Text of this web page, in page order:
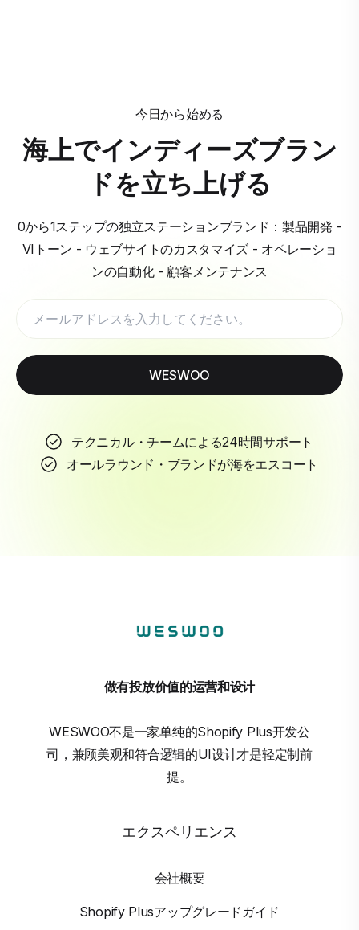
今日から始める
海上でインディーズブラン
ドを立ち上げる
0から1ステップの独立ステーションブランド：製品開発 -
VIトーン - ウェブサイトのカスタマイズ - オペレーショ
ンの自動化 - 顧客メンテナンス
WESWOO
テクニカル・チームによる24時間サポート
オールラウンド・ブランドが海をエスコート
做有投放价值的运营和设计
WESWOO不是一家单纯的Shopify Plus开发公
司，兼顾美观和符合逻辑的UI设计才是轻定制前
提。
エクスペリエンス
会社概要
Shopify Plusアップグレードガイド